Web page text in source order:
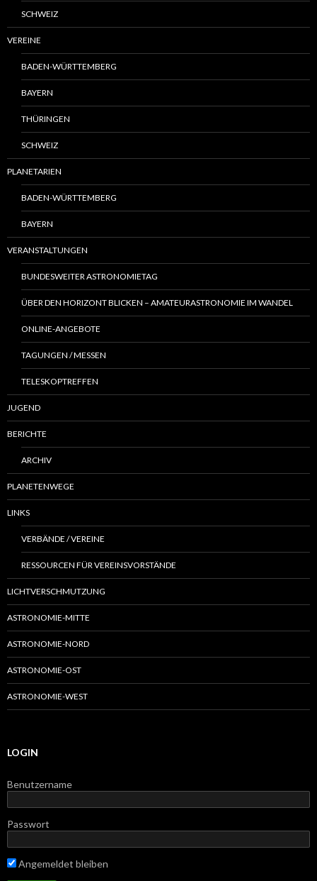
SCHWEIZ
VEREINE
BADEN-WÜRTTEMBERG
BAYERN
THÜRINGEN
SCHWEIZ
PLANETARIEN
BADEN-WÜRTTEMBERG
BAYERN
VERANSTALTUNGEN
BUNDESWEITER ASTRONOMIETAG
ÜBER DEN HORIZONT BLICKEN – AMATEURASTRONOMIE IM WANDEL
ONLINE-ANGEBOTE
TAGUNGEN / MESSEN
TELESKOPTREFFEN
JUGEND
BERICHTE
ARCHIV
PLANETENWEGE
LINKS
VERBÄNDE / VEREINE
RESSOURCEN FÜR VEREINSVORSTÄNDE
LICHTVERSCHMUTZUNG
ASTRONOMIE-MITTE
ASTRONOMIE-NORD
ASTRONOMIE-OST
ASTRONOMIE-WEST
LOGIN
Benutzername
Passwort
Angemeldet bleiben